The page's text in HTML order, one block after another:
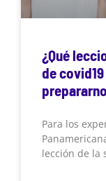
¿Qué
de
Para los
lección de la